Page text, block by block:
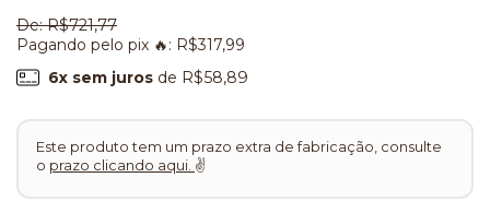
De:R$721,77
Pagando pelo pix 🔥: R$317,99
6x sem jurosde R$58,89
Este produto tem um prazo extra de fabricação, consulte
o prazo clicando aqui. ✌